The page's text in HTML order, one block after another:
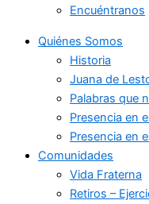
Encuéntranos
Quiénes Somos
Historia
Juana de
Palabras que
Presencia en
Presencia en
Comunidades
Vida Fraterna
Retiros –